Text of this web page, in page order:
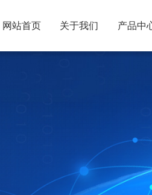
网站首页 关于我们 产品中